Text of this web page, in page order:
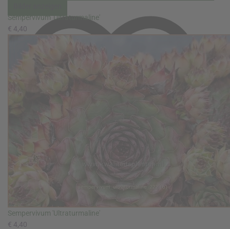
Sempervivum 'Ultraturmaline'
€ 4,40
Sempervivum 'Ultraturmaline'
€ 4,40